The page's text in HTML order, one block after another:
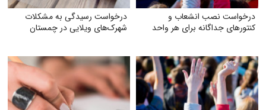
درخواست نصب انشعاب و
کنتورهای جداگانه برای هر واحد
درخواست رسیدگی به مشکلات
شهرک‌های ویلایی در چمستان